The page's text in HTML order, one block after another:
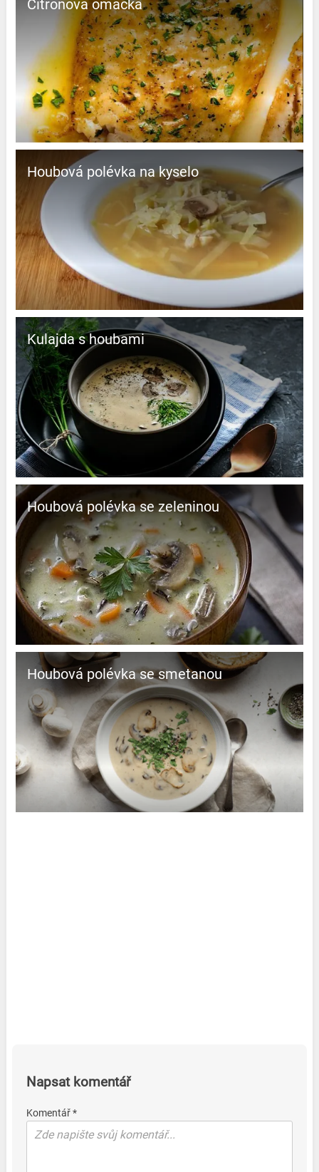
Citrónová omáčka
Houbová polévka na kyselo
Kulajda s houbami
Houbová polévka se zeleninou
Houbová polévka se smetanou
Napsat komentář
Komentář *